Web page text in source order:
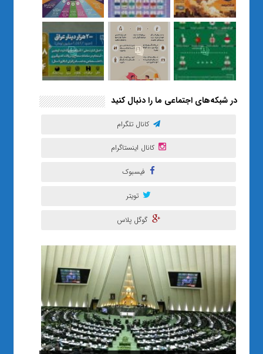
مصنوعی تهران
در شبکه‌های اجتماعی ما را دنبال کنید
کانال تلگرام
کانال اینستاگرام
فیسبوک
تویتر
گوگل پلاس